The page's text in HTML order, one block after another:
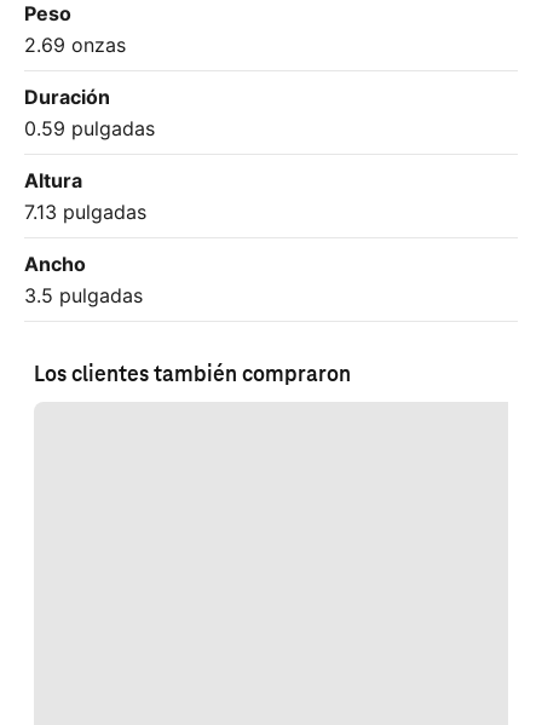
Peso
2.69 onzas
Duración
0.59 pulgadas
Altura
7.13 pulgadas
Ancho
3.5 pulgadas
Los clientes también compraron